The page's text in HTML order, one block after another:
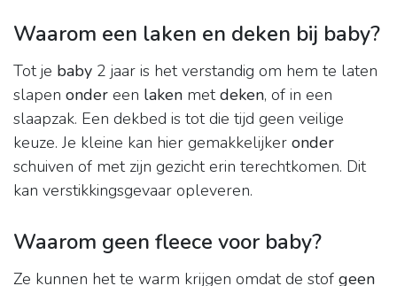
Waarom een laken en deken bij baby?
Tot je baby 2 jaar is het verstandig om hem te laten
slapen onder een laken metdeken, of in een
slaapzak. Een dekbed is tot die tijd geen veilige
keuze. Je kleine kan hier gemakkelijker onder
schuiven of met zijn gezicht erin terechtkomen. Dit
kan verstikkingsgevaar opleveren.
Waarom geen fleece voor baby?
Ze kunnen het te warm krijgen omdat de stof geen